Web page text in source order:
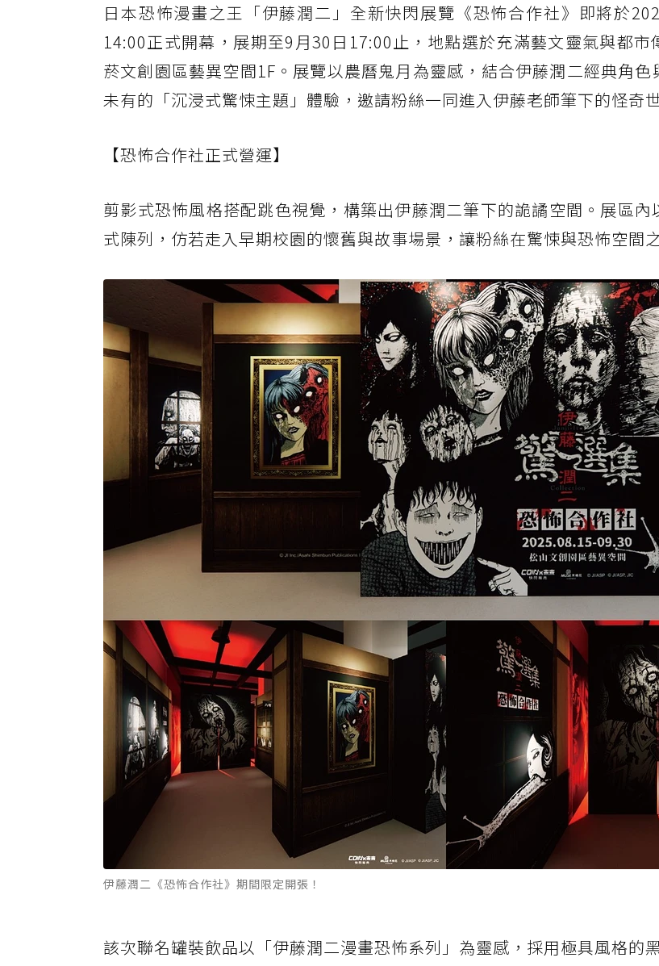
日本恐怖漫畫之王「伊藤潤二」全新快閃展覽《恐怖合作社》即將於
14:00正式開幕，展期至9月30日17:00止，地點選於充滿藝文靈氣與都市
菸文創園區藝異空間1F。展覽以農曆鬼月為靈感，結合伊藤潤二經典角色
未有的「沉浸式驚悚主題」體驗，邀請粉絲一同進入伊藤老師筆下的怪奇
【恐怖合作社正式營運】
剪影式恐怖風格搭配跳色視覺，構築出伊藤潤二筆下的詭譎空間。展區內
式陳列，仿若走入早期校園的懷舊與故事場景，讓粉絲在驚悚與恐怖空間
伊藤潤二《恐怖合作社》期間限定開張！
該次聯名罐裝飲品以「伊藤潤二漫畫恐怖系列」為靈感，採用極具風格的